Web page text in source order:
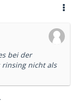
bei der
rinsing nicht als